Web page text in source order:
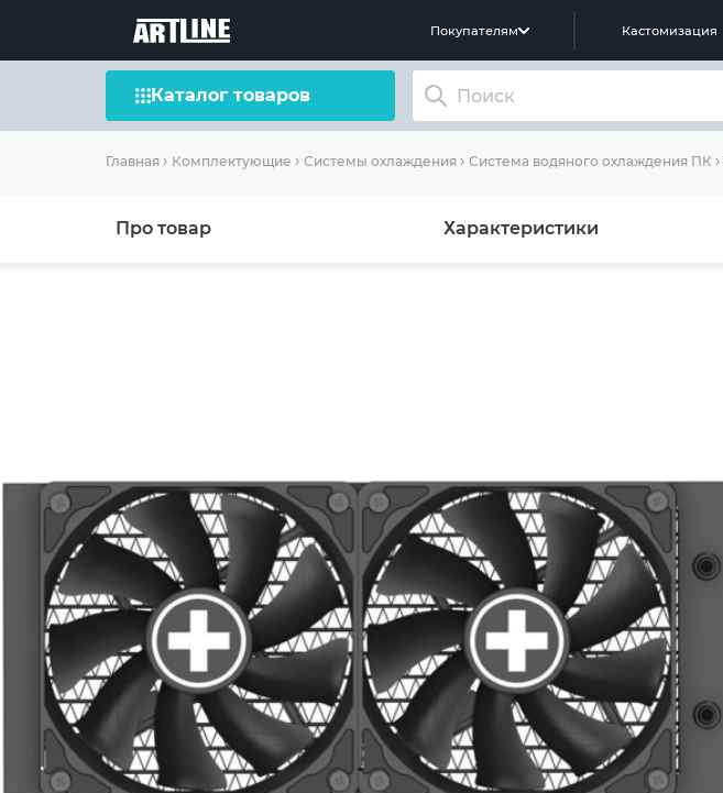
Покупателям Кастомизация
Каталог товаров
Главная Комплектующие Системы охлаждения Система водяного охлаждения ПК
Про товар Характеристики